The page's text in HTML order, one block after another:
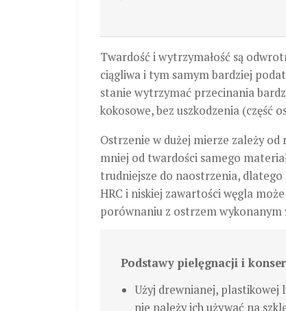
Twardość i wytrzymałość są
ciągliwa i tym samym bardziej
stanie wytrzymać przecinania
kokosowe, bez uszkodzenia (część
Ostrzenie w dużej mierze zależy
mniej od twardości samego
trudniejsze do naostrzenia,
HRC i niskiej zawartości węgla
porównaniu z ostrzem wykonanym
Podstawy pielęgnacji i
Użyj drewnianej, plastikowej
nie należy ich używać na